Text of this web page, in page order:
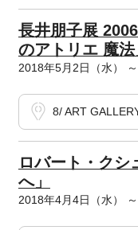
長井朋子展
のアトリエ 魔法
2018年5月2日（水）
8/ ART
ロバート・クシ
へ」
2018年4月4日（水）